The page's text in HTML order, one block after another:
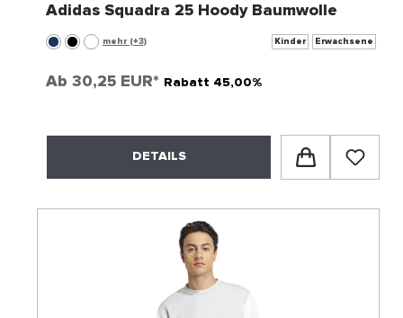
Adidas Squadra 25 Hoody Baumwolle
mehr (+3) Kinder Erwachsene
Ab 30,25 EUR* Rabatt 45,00%
DETAILS